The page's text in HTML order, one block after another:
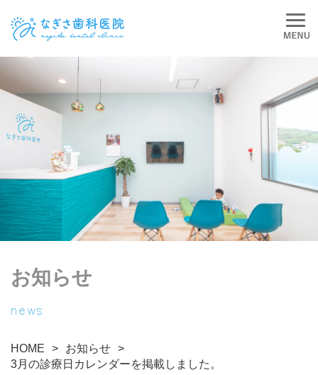
お知らせ
news
HOME
お知らせ
3月の診療日カレンダーを掲載しました。